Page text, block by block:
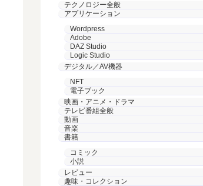
テクノロジー全般
アプリケーション
Wordpress
Adobe
DAZ Studio
Logic Studio
デジタル／AV機器
NFT
電子ブック
映画・アニメ・ドラマ
テレビ番組全般
動画
音楽
書籍
コミック
小説
レビュー
趣味・コレクション